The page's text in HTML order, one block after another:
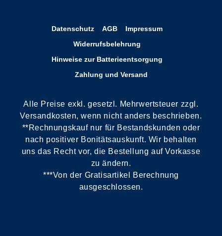
Datenschutz AGB
Impressum
Widerrufsbelehrung
Hinweise zur Batterieentsorgung
Zahlung und Versand
Alle Preise exkl. gesetzl. Mehrwertsteuer zzgl.
Versandkosten, wenn nicht anders beschrieben.
**Rechnungskauf nur für Bestandskunden oder
nach positiver Bonitätsauskunft. Wir behalten
uns das Recht vor, die Bestellung auf Vorkasse
zu ändern.
***Von der Gratisartikel Berechnung
ausgeschlossen.